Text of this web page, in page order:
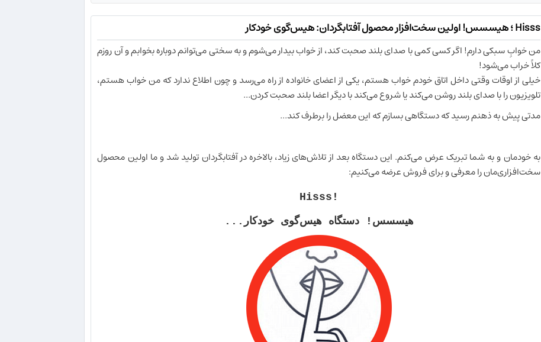
Hisss ؛ هیسسس! اولین سخت‌افزار محصول آفتابگردان: هیس‌گوی خودکار
من خوابِ سبکی دارم! اگر کسی کمی با صدای بلند صحبت کند، از خواب بیدار می‌شوم و به سختی می‌توانم دوباره بخوابم و آن روزم
کلاً خراب می‌شود!
خیلی از اوقات وقتی داخل اتاق خودم خواب هستم، یکی از اعضای خانواده از راه می‌رسد و چون اطلاع ندارد که من خواب هستم،
تلویزیون را با صدای بلند روشن می‌کند یا شروع می‌کند با دیگر اعضا بلند صحبت کردن...
مدتی پیش به ذهنم رسید که دستگاهی بسازم که این معضل را برطرف کند...
به خودمان و به شما تبریک عرض می‌کنم. این دستگاه بعد از تلاش‌های زیاد، بالاخره در آفتابگردان تولید شد و ما اولین محصول
سخت‌افزاری‌مان را معرفی و برای فروش عرضه می‌کنیم:
Hisss!
هیسسس! دستگاه هیس‌گوی خودکار...